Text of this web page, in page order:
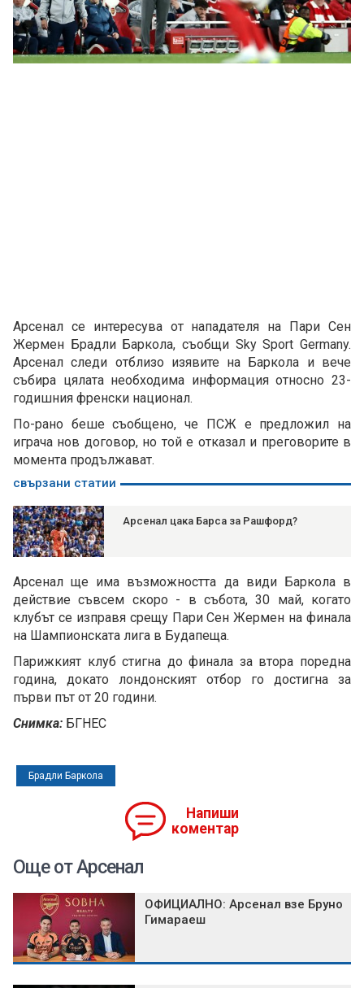
Арсенал се интересува от нападателя на Пари Сен
Жермен Брадли Баркола, съобщи Sky Sport Germany.
Арсенал следи отблизо изявите на Баркола и вече
събира цялата необходима информация относно 23-
годишния френски национал.
По-рано беше съобщено, че ПСЖ е предложил на
играча нов договор, но той е отказал и преговорите в
момента продължават.
свързани статии
Арсенал цака Барса за Рашфорд?
Арсенал ще има възможността да види Баркола в
действие съвсем скоро - в събота, 30 май, когато
клубът се изправя срещу Пари Сен Жермен на финала
на Шампионската лига в Будапеща.
Парижкият клуб стигна до финала за втора поредна
година, докато лондонският отбор го достигна за
първи път от 20 години.
Снимка: БГНЕС
Брадли Баркола
Напиши
коментар
Още от Арсенал
ОФИЦИАЛНО: Арсенал взе Бруно
Гимараеш